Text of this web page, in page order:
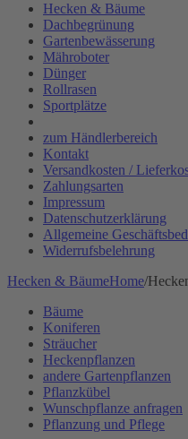
Hecken & Bäume
Dachbegrünung
Gartenbewässerung
Mähroboter
Dünger
Rollrasen
Sportplätze
zum Händlerbereich
Kontakt
Versandkosten /
Zahlungsarten
Impressum
Datenschutzerklärung
Allgemeine
Widerrufsbelehrung
Hecken & BäumeHome/
Bäume
Koniferen
Sträucher
Heckenpflanzen
andere Gartenpflanzen
Pflanzkübel
Wunschpflanze anfragen
Pflanzung und Pflege